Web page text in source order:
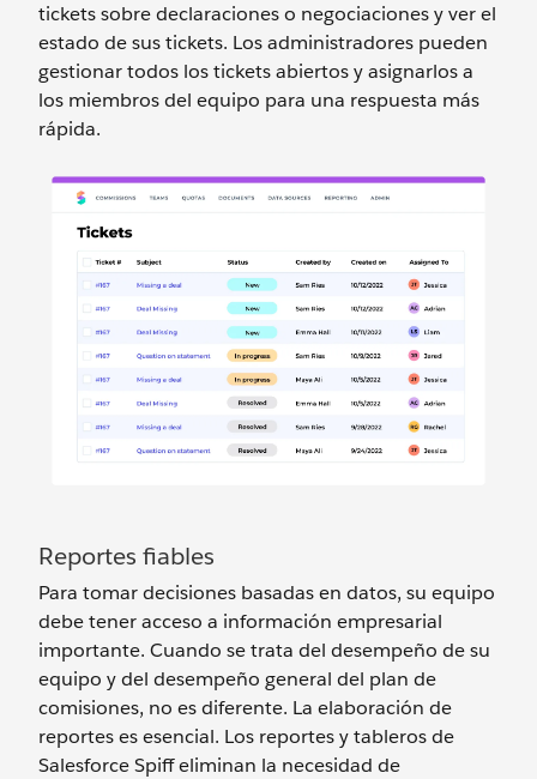
tickets sobre declaraciones o negociaciones y ver el
estado de sus tickets. Los administradores pueden
gestionar todos los tickets abiertos y asignarlos a
los miembros del equipo para una respuesta más
rápida.
Reportes fiables
Para tomar decisiones basadas en datos, su equipo
debe tener acceso a información empresarial
importante. Cuando se trata del desempeño de su
equipo y del desempeño general del plan de
comisiones, no es diferente. La elaboración de
reportes es esencial. Los reportes y tableros de
Salesforce Spiff eliminan la necesidad de